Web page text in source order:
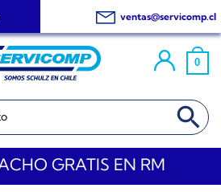
ventas@servicomp.cl
0
BOTÓN DE
GRATIS EN RM